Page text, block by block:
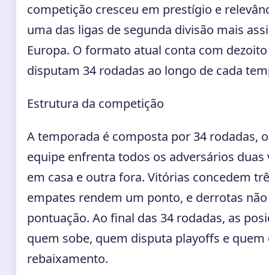
competição cresceu em prestígio e
uma das ligas de segunda divisão mais
Europa. O formato atual conta com
disputam 34 rodadas ao longo de cada
Estrutura da competição
A temporada é composta por 34 rodadas,
equipe enfrenta todos os adversários
em casa e outra fora. Vitórias concedem
empates rendem um ponto, e derrotas
pontuação. Ao final das 34 rodadas, as
quem sobe, quem disputa playoffs e
rebaixamento.